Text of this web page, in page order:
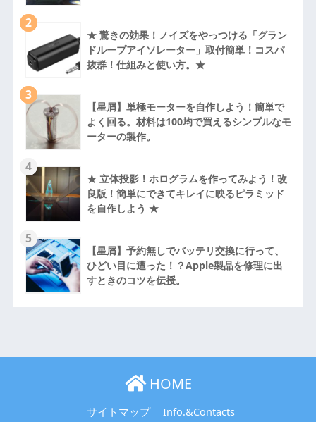
2
★ 驚きの効果！ノイズをやっつける「グラン
ドループアイソレーター」取付簡単！コスパ
抜群！仕組みと使い方。★
3
【星屑】単極モーターを自作しよう！簡単で
よく回る。材料は100均で買えるシンプルなモ
ーターの製作。
4
★ 立体投影！ホログラムを作ってみよう！改
良版！簡単にできてキレイに映るピラミッド
を自作しよう ★
5
【星屑】予約無しでバッテリ交換に行って、
ひどい目に遭った！？Apple製品を修理に出
すときのコツを伝授。
HOME
サイトマップ Info.&Contacts